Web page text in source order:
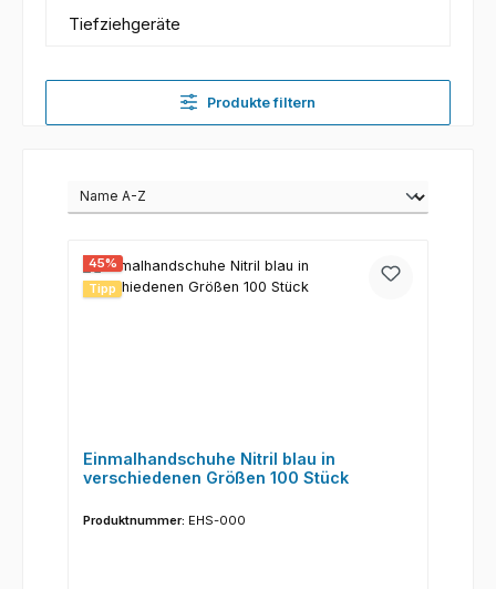
Tiefziehgeräte
Produkte filtern
45%
Tipp
Einmalhandschuhe Nitril blau in
verschiedenen Größen 100 Stück
Produktnummer: EHS-000